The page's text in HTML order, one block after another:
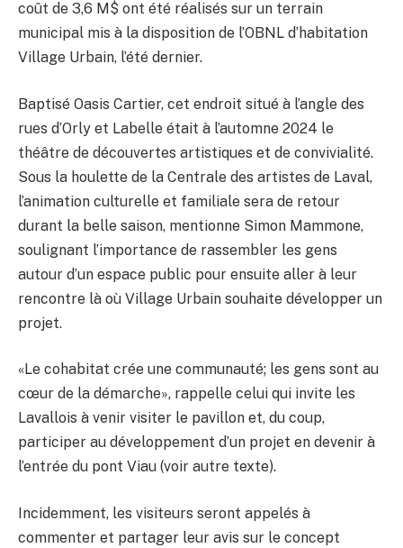
coût de 3,6 M$ ont été réalisés sur un terrain
municipal mis à la disposition de l’OBNL d’habitation
Village Urbain, l’été dernier.
Baptisé Oasis Cartier, cet endroit situé à l’angle des
rues d’Orly et Labelle était à l’automne 2024 le
théâtre de découvertes artistiques et de convivialité.
Sous la houlette de la Centrale des artistes de Laval,
l’animation culturelle et familiale sera de retour
durant la belle saison, mentionne Simon Mammone,
soulignant l’importance de rassembler les gens
autour d’un espace public pour ensuite aller à leur
rencontre là où Village Urbain souhaite développer un
projet.
«Le cohabitat crée une communauté; les gens sont au
cœur de la démarche», rappelle celui qui invite les
Lavallois à venir visiter le pavillon et, du coup,
participer au développement d’un projet en devenir à
l’entrée du pont Viau (voir autre texte).
Incidemment, les visiteurs seront appelés à
commenter et partager leur avis sur le concept